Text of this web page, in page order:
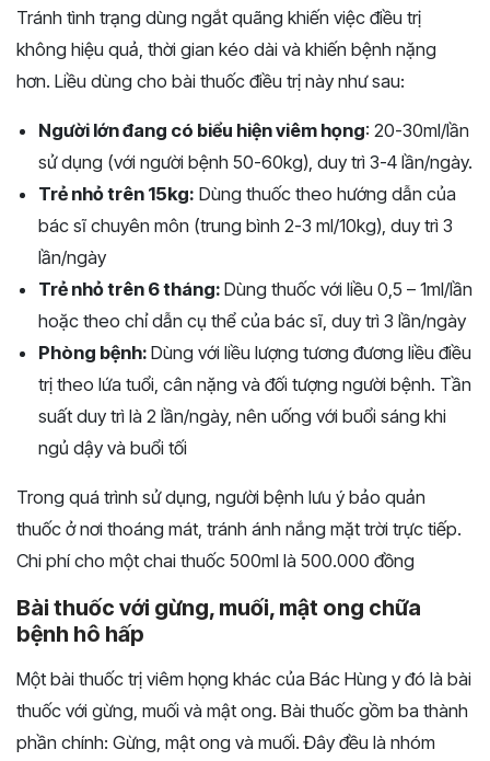
Tránh tình trạng dùng ngắt quãng khiến việc điều trị
không hiệu quả, thời gian kéo dài và khiến bệnh nặng
hơn. Liều dùng cho bài thuốc điều trị này như sau:
Người lớn đang có biểu hiện viêm họng: 20-30ml/lần
sử dụng (với người bệnh 50-60kg), duy trì 3-4 lần/ngày.
Trẻ nhỏ trên 15kg: Dùng thuốc theo hướng dẫn của
bác sĩ chuyên môn (trung bình 2-3 ml/10kg), duy trì 3
lần/ngày
Trẻ nhỏ trên 6 tháng: Dùng thuốc với liều 0,5 – 1ml/lần
hoặc theo chỉ dẫn cụ thể của bác sĩ, duy trì 3 lần/ngày
Phòng bệnh: Dùng với liều lượng tương đương liều điều
trị theo lứa tuổi, cân nặng và đối tượng người bệnh. Tần
suất duy trì là 2 lần/ngày, nên uống với buổi sáng khi
ngủ dậy và buổi tối
Trong quá trình sử dụng, người bệnh lưu ý bảo quản
thuốc ở nơi thoáng mát, tránh ánh nắng mặt trời trực tiếp.
Chi phí cho một chai thuốc 500ml là 500.000 đồng
Bài thuốc với gừng, muối, mật ong chữa
bệnh hô hấp
Một bài thuốc trị viêm họng khác của Bác Hùng y đó là bài
thuốc với gừng, muối và mật ong. Bài thuốc gồm ba thành
phần chính: Gừng, mật ong và muối. Đây đều là nhóm